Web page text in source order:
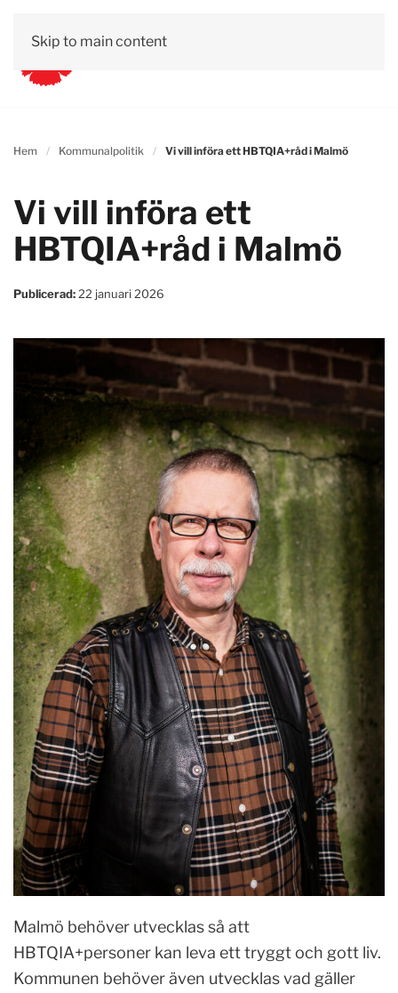
Skip to main content
Hem Kommunalpolitik Vi vill införa ett HBTQIA+råd i Malmö
Vi vill införa ett
HBTQIA+råd i Malmö
Publicerad: 22 januari 2026
Malmö behöver utvecklas så att
HBTQIA+personer kan leva ett tryggt och gott liv.
Kommunen behöver även utvecklas vad gäller